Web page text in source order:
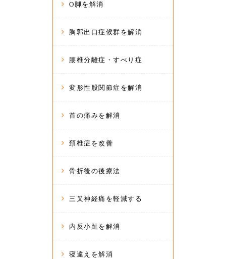
O脚を解消
胸郭出口症候群を解消
腰椎分離症・すべり症
変形性股関節症を解消
首の痛みを解消
頚椎症を改善
骨折後の後療法
三叉神経痛を軽減する
内反小趾を解消
寝違えを解消